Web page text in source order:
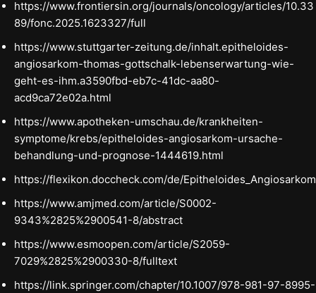
https://www.frontiersin.org/journals/oncology/articles/10.33
89/fonc.2025.1623327/full
https://www.stuttgarter-zeitung.de/inhalt.epitheloides-
angiosarkom-thomas-gottschalk-lebenserwartung-wie-
geht-es-ihm.a3590fbd-eb7c-41dc-aa80-
acd9ca72e02a.html
https://www.apotheken-umschau.de/krankheiten-
symptome/krebs/epitheloides-angiosarkom-ursache-
behandlung-und-prognose-1444619.html
https://flexikon.doccheck.com/de/Epitheloides_Angiosarkom
https://www.amjmed.com/article/S0002-
9343%2825%2900541-8/abstract
https://www.esmoopen.com/article/S2059-
7029%2825%2900330-8/fulltext
https://link.springer.com/chapter/10.1007/978-981-97-8995-